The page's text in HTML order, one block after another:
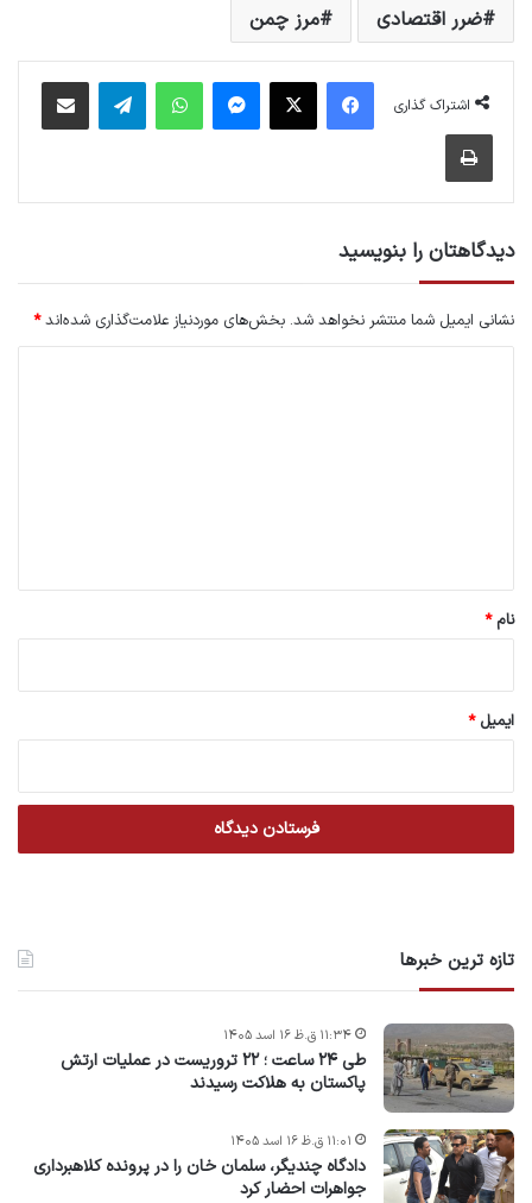
ضرر اقتصادی مرز چمن
اشتراک گذاری
فیس بوک X پیام رسان واتس آپ تلگرام اشتراک گذاری از طریق ایمیل
چاپ
دیدگاهتان را بنویسید
نشانی ایمیل شما منتشر نخواهد شد. بخش‌های موردنیاز علامت‌گذاری شده‌اند*
نام*
ایمیل*
تازه ترین خبرها
طی ۲۴ ساعت ؛ ۲۲ تروریست در عملیات ارتش
پاکستان به هلاکت رسیدند
۱۱:۳۴ ق.ظ ۱۶ اسد ۱۴۰۵
دادگاه چندیگر، سلمان خان را در پرونده کلاهبرداری
جواهرات احضار کرد
۱۱:۰۱ ق.ظ ۱۶ اسد ۱۴۰۵